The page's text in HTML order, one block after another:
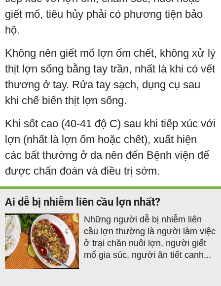
giết mổ, tiêu hủy phải có phương tiện bảo
hộ.
Không nên giết mổ lợn ốm chết, không xử lý
thịt lợn sống bằng tay trần, nhất là khi có vết
thương ở tay. Rửa tay sạch, dụng cụ sau
khi chế biến thịt lợn sống.
Khi sốt cao (40-41 độ C) sau khi tiếp xúc với
lợn (nhất là lợn ốm hoặc chết), xuất hiện
các bất thường ở da nên đến Bệnh viện để
được chẩn đoán và điều trị sớm.
Ai dễ bị nhiễm liên cầu lợn nhất?
Những người dễ bị nhiễm liên
cầu lợn thường là người làm việc
ở trại chăn nuôi lợn, người giết
mổ gia súc, người ăn tiết canh...